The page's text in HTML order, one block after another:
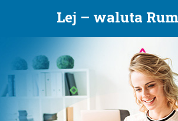
Lej – waluta